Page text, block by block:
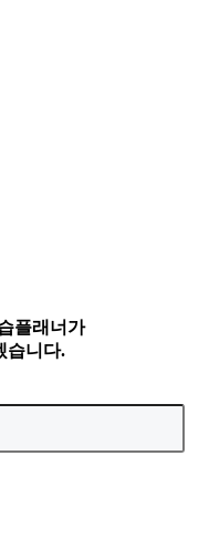
플래너가
습니다.